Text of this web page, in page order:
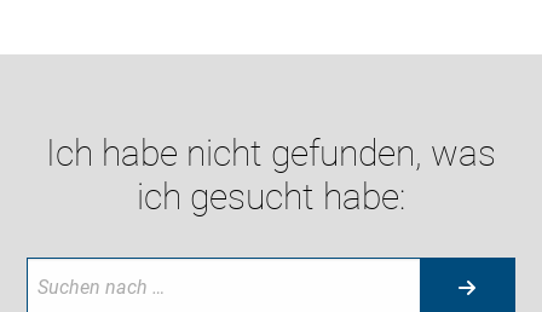
Ich habe nicht gefunden, was
ich gesucht habe: